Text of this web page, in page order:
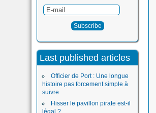
Last published articles
Officier de Port : Une longue
histoire pas forcement simple à
suivre
Hisser le pavillon pirate est-il
légal ?